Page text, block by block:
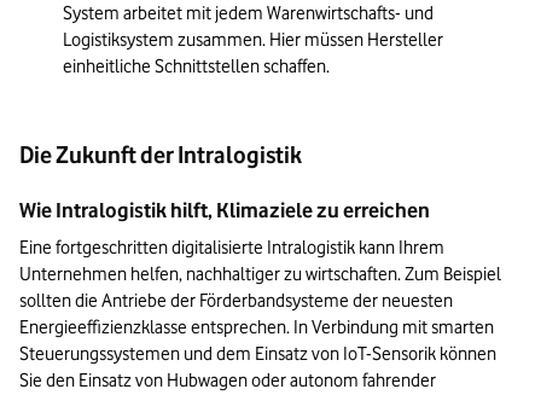
System arbeitet mit jedem Warenwirtschafts- und
Logistiksystem zusammen. Hier müssen Hersteller
einheitliche Schnittstellen schaffen.
Die Zukunft der Intralogistik
Wie Intralogistik hilft, Klimaziele zu erreichen
Eine fortgeschritten digitalisierte Intralogistik kann Ihrem
Unternehmen helfen, nachhaltiger zu wirtschaften. Zum Beispiel
sollten die Antriebe der Förderbandsysteme der neuesten
Energieeffizienzklasse entsprechen. In Verbindung mit smarten
Steuerungssystemen und dem Einsatz von IoT-Sensorik können
Sie den Einsatz von Hubwagen oder autonom fahrender